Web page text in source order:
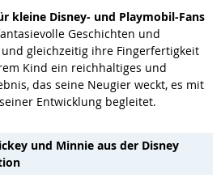
kleine Disney- und Playmobil-Fans
Geschichten und
gleichzeitig ihre Fingerfertigkeit
Kind ein reichhaltiges und
das seine Neugier weckt, es mit
Entwicklung begleitet.
und Minnie aus der Disney